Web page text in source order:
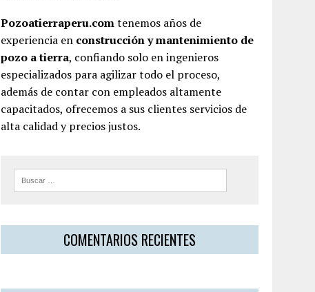
Pozoatierraperu.comtenemos años de
experiencia en construcción y mantenimiento de
pozo a tierra, confiando solo en ingenieros
especializados para agilizar todo el proceso,
además de contar con empleados altamente
capacitados, ofrecemos a sus clientes servicios de
alta calidad y precios justos.
COMENTARIOS RECIENTES